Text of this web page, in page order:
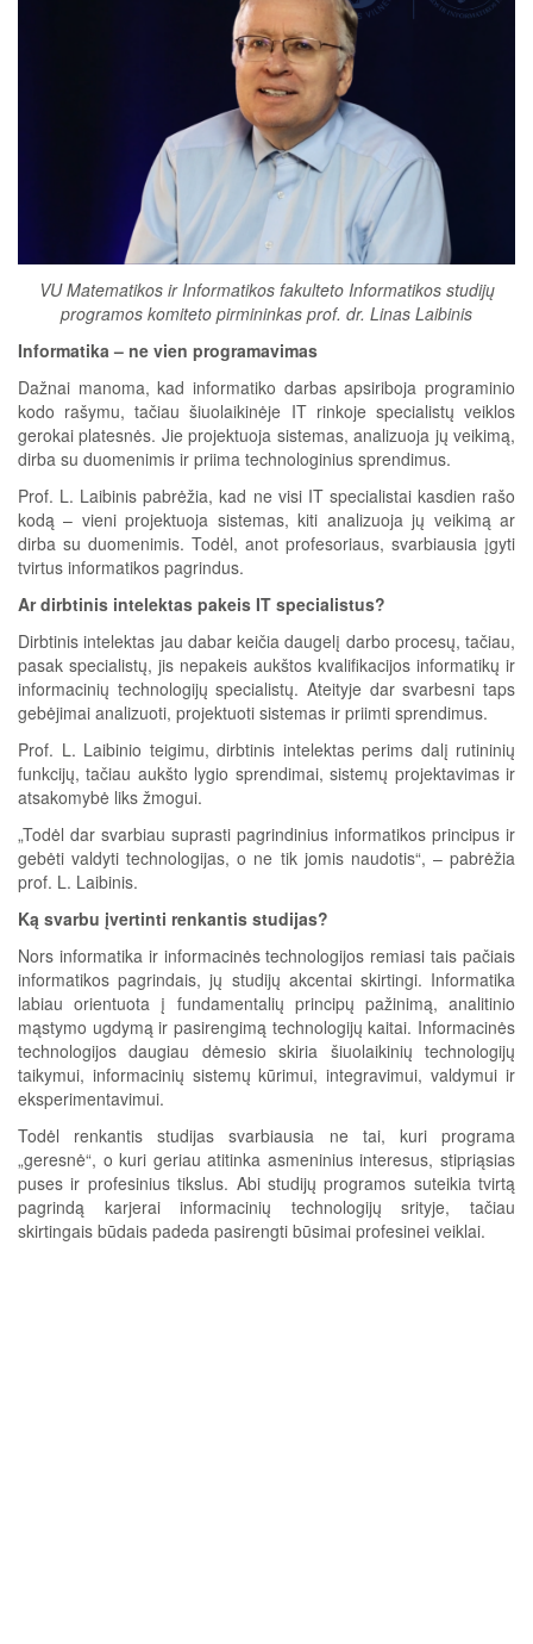
VU Matematikos ir Informatikos fakulteto Informatikos studijų
programos komiteto pirmininkas prof. dr. Linas Laibinis
Informatika – ne vien programavimas
Dažnai manoma, kad informatiko darbas apsiriboja programinio
kodo rašymu, tačiau šiuolaikinėje IT rinkoje specialistų veiklos
gerokai platesnės. Jie projektuoja sistemas, analizuoja jų veikimą,
dirba su duomenimis ir priima technologinius sprendimus.
Prof. L. Laibinis pabrėžia, kad ne visi IT specialistai kasdien rašo
kodą – vieni projektuoja sistemas, kiti analizuoja jų veikimą ar
dirba su duomenimis. Todėl, anot profesoriaus, svarbiausia įgyti
tvirtus informatikos pagrindus.
Ar dirbtinis intelektas pakeis IT specialistus?
Dirbtinis intelektas jau dabar keičia daugelį darbo procesų, tačiau,
pasak specialistų, jis nepakeis aukštos kvalifikacijos informatikų ir
informacinių technologijų specialistų. Ateityje dar svarbesni taps
gebėjimai analizuoti, projektuoti sistemas ir priimti sprendimus.
Prof. L. Laibinio teigimu, dirbtinis intelektas perims dalį rutininių
funkcijų, tačiau aukšto lygio sprendimai, sistemų projektavimas ir
atsakomybė liks žmogui.
„Todėl dar svarbiau suprasti pagrindinius informatikos principus ir
gebėti valdyti technologijas, o ne tik jomis naudotis“, – pabrėžia
prof. L. Laibinis.
Ką svarbu įvertinti renkantis studijas?
Nors informatika ir informacinės technologijos remiasi tais pačiais
informatikos pagrindais, jų studijų akcentai skirtingi. Informatika
labiau orientuota į fundamentalių principų pažinimą, analitinio
mąstymo ugdymą ir pasirengimą technologijų kaitai. Informacinės
technologijos daugiau dėmesio skiria šiuolaikinių technologijų
taikymui, informacinių sistemų kūrimui, integravimui, valdymui ir
eksperimentavimui.
Todėl renkantis studijas svarbiausia ne tai, kuri programa
„geresnė“, o kuri geriau atitinka asmeninius interesus, stipriąsias
puses ir profesinius tikslus. Abi studijų programos suteikia tvirtą
pagrindą karjerai informacinių technologijų srityje, tačiau
skirtingais būdais padeda pasirengti būsimai profesinei veiklai.